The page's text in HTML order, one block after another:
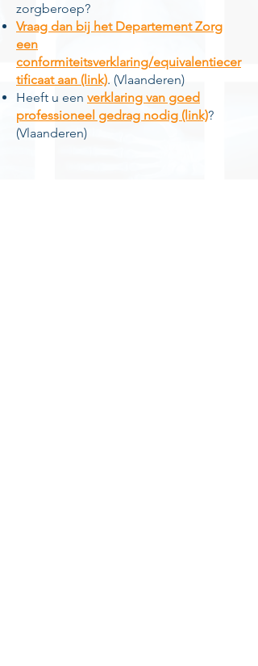
zorgberoep?
Vraag dan bij het Departement Zorg
een
conformiteitsverklaring/equivalentiecer
tificaat aan (link). (Vlaanderen)
Heeft u een verklaring van goed
professioneel gedrag nodig (link)?
(Vlaanderen)